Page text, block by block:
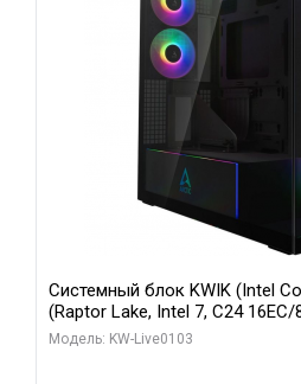
Системный блок KWIK (Intel
(Raptor Lake, Intel 7, C24
модуля)/ Afox RTX4090 24GB
Модель: KW-Live0103